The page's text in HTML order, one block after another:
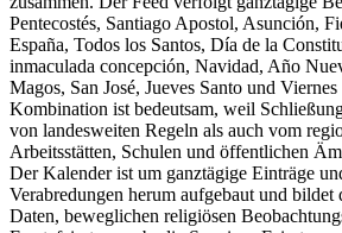
Pentecostés, Santiago Apostol, Asunción,
España, Todos los Santos, Día de la
inmaculada concepción, Navidad, Año
Magos, San José, Jueves Santo und
Kombination ist bedeutsam, weil
von landesweiten Regeln als auch vom
Arbeitsstätten, Schulen und öffentlichen
Der Kalender ist um ganztägige Einträge
Verabredungen herum aufgebaut und bildet
Daten, beweglichen religiösen